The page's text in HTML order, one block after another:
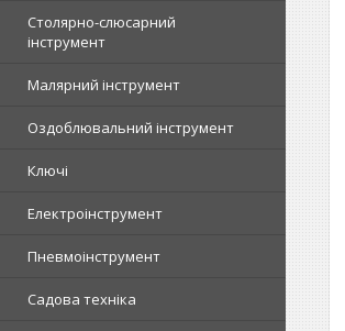
Столярно-слюсарний
інструмент
Малярний інструмент
Оздоблювальний інструмент
Ключі
Електроінструмент
Пневмоінструмент
Садова техніка